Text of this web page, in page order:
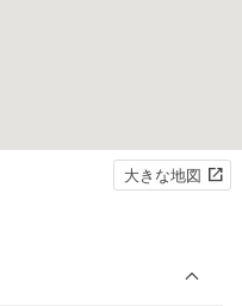
大きな地図